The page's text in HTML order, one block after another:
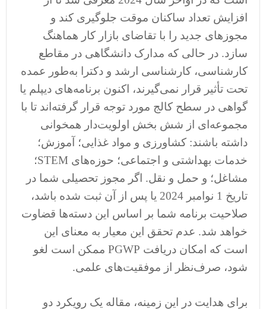
افزایش تعداد ساکنان موقت جلوگیری کند و
مجوزهای جدید را با تقاضای بازار کار هماهنگ
سازد. در حالی که مدارک دانشگاهی در مقاطع
کارشناسی، کارشناسی ارشد و دکترا به‌طور عمده
تحت تأثیر قرار نمی‌گیرند، اکنون برنامه‌های دیپلم یا
گواهی در سطح کالج مورد توجه قرار گرفته‌اند تا با
مجموعه‌ای از شش بخش اولویت‌دار همخوانی
داشته باشند: کشاورزی و مواد غذایی؛ آموزش؛
خدمات بهداشتی و اجتماعی؛ حوزه‌های STEM؛
مشاغل؛ و حمل و نقل. اگر مجوز تحصیلی شما در
تاریخ 1 نوامبر 2024 یا پس از آن ثبت شده باشد،
صلاحیت برنامه شما بر اساس این دسته‌ها قضاوت
خواهد شد. عدم تحقق این معیار به معنای این
است که امکان دریافت PGWP ممکن است لغو
شود، صرف‌نظر از موفقیت‌های علمی.
برای هدایت در این زمینه، مقاله یک رویکرد دو